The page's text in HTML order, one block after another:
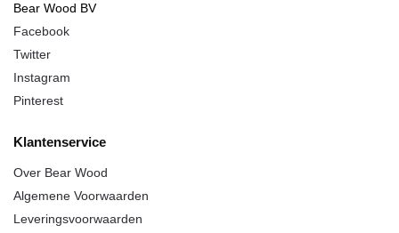
Bear Wood BV
Facebook
Twitter
Instagram
Pinterest
Klantenservice
Over Bear Wood
Algemene Voorwaarden
Leveringsvoorwaarden